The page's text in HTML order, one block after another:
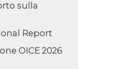
An...
progetto di
2020-
sulla
Report
OICE 2026